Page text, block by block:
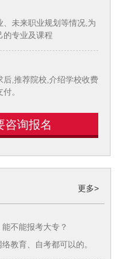
、未来职业规划等情况,为
的专业及课程
后,推荐院校,介绍学校收费
。
咨询报名
更多>
不能报考大专？
教育、自考都可以的。